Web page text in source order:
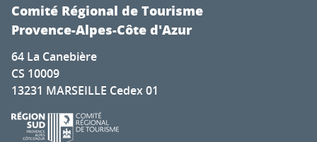
Comité Régional de Tourisme
Provence-Alpes-Côte d'Azur
64 La Canebière
CS 10009
13231 MARSEILLE Cedex 01